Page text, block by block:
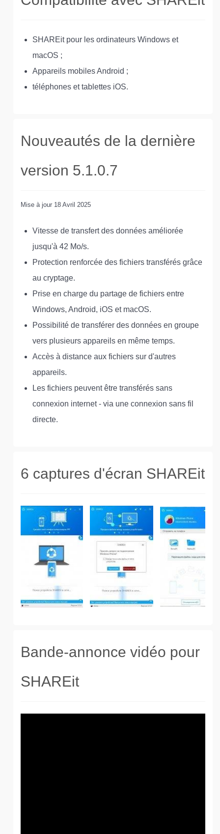
SHAREit pour les ordinateurs Windows et
macOS ;
Appareils mobiles Android ;
téléphones et tablettes iOS.
Nouveautés de la dernière
version 5.1.0.7
Mise à jour 18 Avril 2025
Vitesse de transfert des données améliorée
jusqu'à 42 Mo/s.
Protection renforcée des fichiers transférés grâce
au cryptage.
Prise en charge du partage de fichiers entre
Windows, Android, iOS et macOS.
Possibilité de transférer des données en groupe
vers plusieurs appareils en même temps.
Accès à distance aux fichiers sur d'autres
appareils.
Les fichiers peuvent être transférés sans
connexion internet - via une connexion sans fil
directe.
6 captures d'écran SHAREit
Bande-annonce vidéo pour
SHAREit